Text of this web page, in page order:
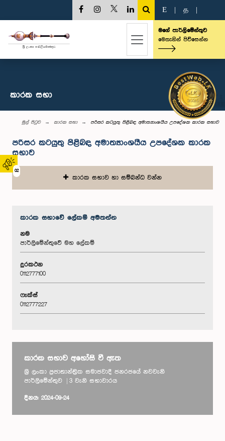
02
E த
මගේ පාර්ලිමේන්තුව
මෙතැනින් පිවිසෙන්න
කාරක සභා
මුල් පිටුව කාරක සභා පරිසර කටයුතු පිළිබඳ අමාත්‍යාංශයීය උපදේශක කාරක සභාව
පරිසර කටයුතු පිළිබඳ අමාත්‍යාංශයීය උපදේශක කාරක
සභාව
කාරක සභාව හා සම්බන්ධ වන්න
කාරක සභා‌වේ ලේකම් අමතන්න
නම
පාර්ලිමේන්තුවේ මහ ලේකම්
දුරකථන
0112777100
ෆැක්ස්
0112777227
කාරක සභාව අහෝසි වී ඇත
ශ්‍රී ලංකා ප්‍රජාතාන්ත්‍රික සමාජවාදී ජනරජයේ නවවැනි
පාර්ලිමේන්තුව | 3 වැනි සභාවාරය
දිනය: 2024-09-24